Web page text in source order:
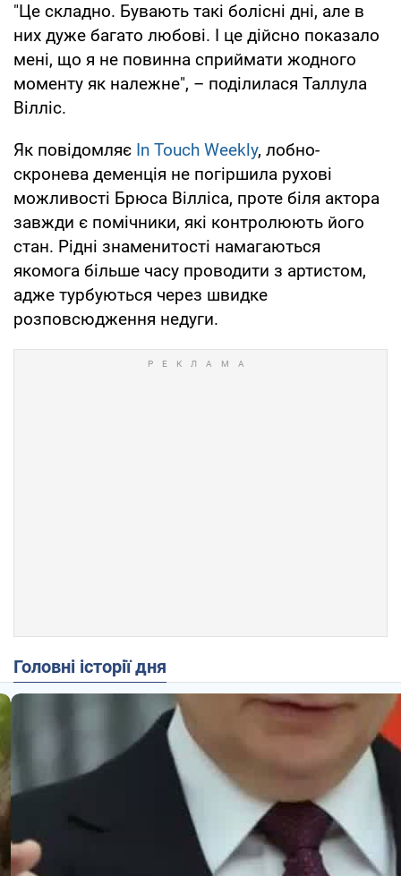
"Це складно. Бувають такі болісні дні, але в
них дуже багато любові. І це дійсно показало
мені, що я не повинна сприймати жодного
моменту як належне", – поділилася Таллула
Вілліс.
Як повідомляє In Touch Weekly, лобно-
скронева деменція не погіршила рухові
можливості Брюса Вілліса, проте біля актора
завжди є помічники, які контролюють його
стан. Рідні знаменитості намагаються
якомога більше часу проводити з артистом,
адже турбуються через швидке
розповсюдження недуги.
Головні історії дня